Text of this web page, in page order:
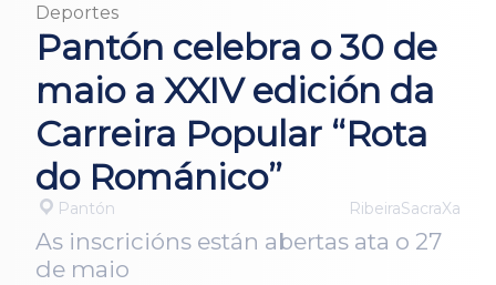
Deportes
Pantón celebra o 30 de
maio a XXIV edición da
Carreira Popular “Rota
do Románico”
Pantón RibeiraSacraXa
As inscricións están abertas ata o 27
de maio